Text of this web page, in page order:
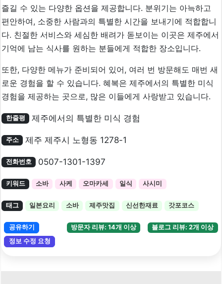
즐길 수 있는 다양한 옵션을 제공합니다. 분위기는 아늑하고
편안하여, 소중한 사람과의 특별한 시간을 보내기에 적합합니
다. 친절한 서비스와 세심한 배려가 돋보이는 이곳은 제주에서
기억에 남는 식사를 원하는 분들에게 적합한 장소입니다.
또한, 다양한 메뉴가 준비되어 있어, 여러 번 방문해도 매번 새
로운 경험을 할 수 있습니다. 혜복은 제주에서의 특별한 미식
경험을 제공하는 곳으로, 많은 이들에게 사랑받고 있습니다.
한줄평 제주에서의 특별한 미식 경험
주소 제주 제주시 노형동 1278-1
전화번호 0507-1301-1397
키워드 소바 사케 오마카세 일식 사시미
태그 일본요리 소바 제주맛집 신선한재료 갓포코스
블로그 리뷰: 2개 이상
방문자 리뷰: 14개 이상
공유하기
정보 수정 요청